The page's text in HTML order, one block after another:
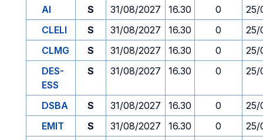
AI
S 31/08/2027 16.30 0
25/
CLELI
S 31/08/2027 16.30 0
25/
CLMG
S 31/08/2027 16.30 0
25/
DES-
ESS
S 31/08/2027 16.30 0 25/
DSBA S 31/08/2027 16.30 0
25/
EMIT
S 31/08/2027 16.30 0
25/